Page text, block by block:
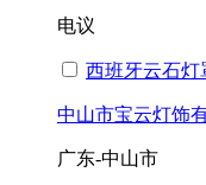
电议
西班牙云石灯
中山市宝云灯饰
广东-中山市